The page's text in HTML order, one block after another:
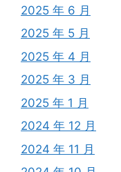
2025 年 6 月
2025 年 5 月
2025 年 4 月
2025 年 3 月
2025 年 1 月
2024 年 12 月
2024 年 11 月